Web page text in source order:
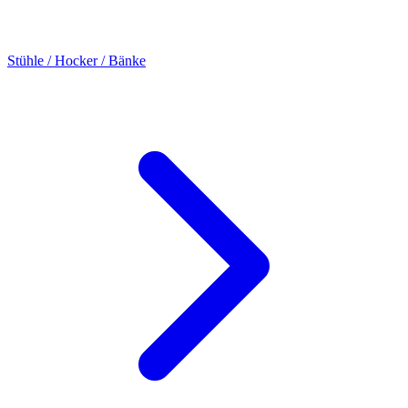
Stühle / Hocker / Bänke